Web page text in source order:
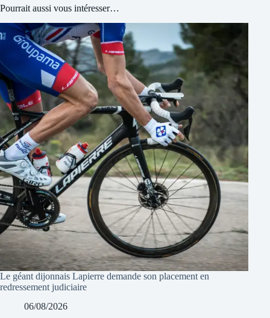
Pourrait aussi vous intéresser…
Le géant dijonnais Lapierre demande son placement en
redressement judiciaire
06/08/2026